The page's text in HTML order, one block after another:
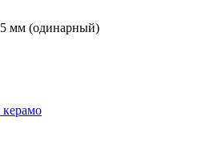
мм (одинарный)